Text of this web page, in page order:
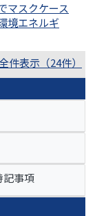
マスクケース
境エネルギ
件表示（24件）
事項